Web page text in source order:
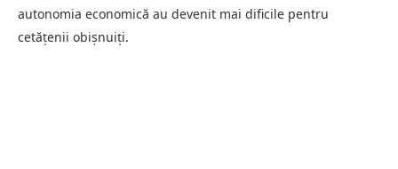
autonomia economică au devenit mai dificile pentru
cetățenii obișnuiți.